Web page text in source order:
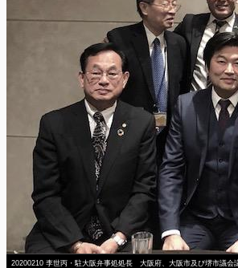
20200210 李世丙・駐大阪弁事処処長 大阪府、大阪市及び堺市議会